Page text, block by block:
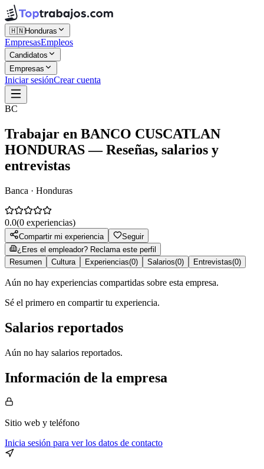
🇭🇳Honduras
EmpresasEmpleos
Candidatos
Empresas
Iniciar sesiónCrear cuenta
BC
Trabajar en BANCO CUSCATLAN
HONDURAS— Reseñas, salarios y
entrevistas
Banca · Honduras
0.0(0 experiencias)
Compartir mi experiencia
Seguir
¿Eres el empleador? Reclama este perfil
Resumen
Cultura Experiencias(0) Salarios(0) Entrevistas(0)
Aún no hay experiencias compartidas sobre esta empresa.
Sé el primero en compartir tu experiencia.
Salarios reportados
Aún no hay salarios reportados.
Información de la empresa
Sitio web y teléfono
Inicia sesión para ver los datos de contacto